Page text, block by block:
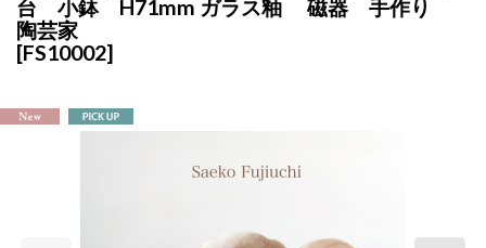
台 小鉢 H71mm ガラス釉 磁器 手作り
陶芸家
[FS10002]